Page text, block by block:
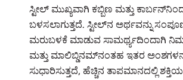
ಸ್ಟೀಲ್ ಮುಖ್ಯವಾಗಿ ಕಬ್ಬಿಣ ಮತ್ತು
ಬಳಸಲಾಗುತ್ತದೆ. ಸ್ಟೀಲ್‌ನ ಅರ್ಥವನ್ನು
ಮರುಬಳಕೆ ಮಾಡುವ ಸಾಮರ್ಥ್ಯದಿಂದಾಗಿ
ಮತ್ತು ಮಾಲಿಬ್ಡಿನಮ್‌ನಂತಹ ಇತರ
ಸುಧಾರಿಸುತ್ತದೆ, ಹೆಚ್ಚಿನ ತಾಪಮಾನದಲ್ಲಿ